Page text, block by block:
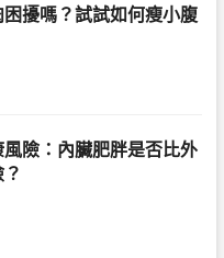
擾嗎？試試如何瘦小腹
險：內臟肥胖是否比外